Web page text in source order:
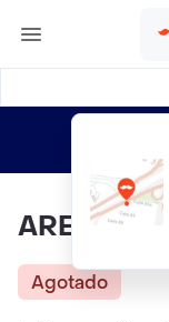
ARETES
Agotado